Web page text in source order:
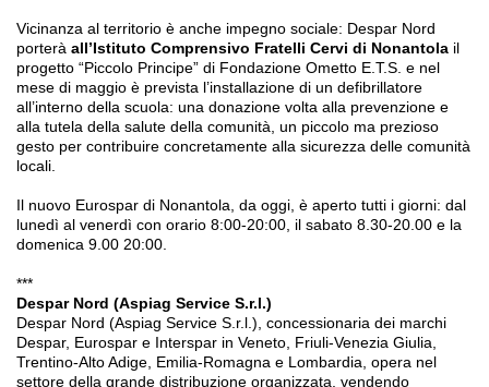
Vicinanza al territorio è anche impegno sociale: Despar Nord
porterà all’Istituto Comprensivo Fratelli Cervi di Nonantola il
progetto “Piccolo Principe” di Fondazione Ometto E.T.S. e nel
mese di maggio è prevista l’installazione di un defibrillatore
all’interno della scuola: una donazione volta alla prevenzione e
alla tutela della salute della comunità, un piccolo ma prezioso
gesto per contribuire concretamente alla sicurezza delle comunità
locali.
Il nuovo Eurospar di Nonantola, da oggi, è aperto tutti i giorni: dal
lunedì al venerdì con orario 8:00-20:00, il sabato 8.30-20.00 e la
domenica 9.00 20:00.
***
Despar Nord (Aspiag Service S.r.l.)
Despar Nord (Aspiag Service S.r.l.), concessionaria dei marchi
Despar, Eurospar e Interspar in Veneto, Friuli-Venezia Giulia,
Trentino-Alto Adige, Emilia-Romagna e Lombardia, opera nel
settore della grande distribuzione organizzata, vendendo